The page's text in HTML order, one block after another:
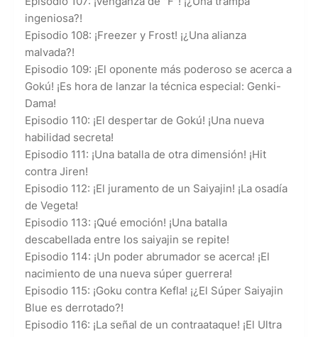
ingeniosa?!
Episodio 108: ¡Freezer y Frost! ¡¿Una alianza
malvada?!
Episodio 109: ¡El oponente más poderoso se acerca a
Gokú! ¡Es hora de lanzar la técnica especial: Genki-
Dama!
Episodio 110: ¡El despertar de Gokú! ¡Una nueva
habilidad secreta!
Episodio 111: ¡Una batalla de otra dimensión! ¡Hit
contra Jiren!
Episodio 112: ¡El juramento de un Saiyajin! ¡La osadía
de Vegeta!
Episodio 113: ¡Qué emoción! ¡Una batalla
descabellada entre los saiyajin se repite!
Episodio 114: ¡Un poder abrumador se acerca! ¡El
nacimiento de una nueva súper guerrera!
Episodio 115: ¡Goku contra Kefla! ¡¿El Súper Saiyajin
Blue es derrotado?!
Episodio 116: ¡La señal de un contraataque! ¡El Ultra